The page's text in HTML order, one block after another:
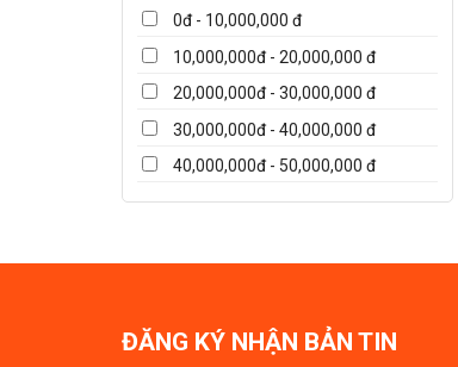
0đ - 10,000,000 đ
10,000,000đ - 20,000,000 đ
20,000,000đ - 30,000,000 đ
30,000,000đ - 40,000,000 đ
40,000,000đ - 50,000,000 đ
ĐĂNG KÝ NHẬN BẢN TIN